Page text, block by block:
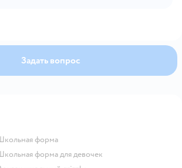
Задать вопрос
Школьная форма
Школьная форма для девочек